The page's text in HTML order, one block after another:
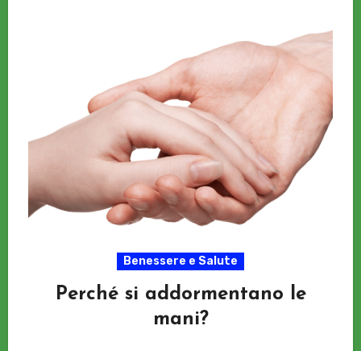
Benessere e Salute
Perché si addormentano le
mani?